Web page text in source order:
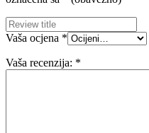
Vaša ocjena *
Vaša recenzija: *